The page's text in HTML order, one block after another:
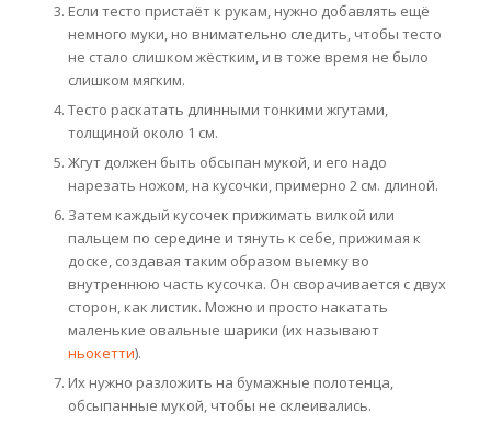
Если тесто пристаёт к рукам, нужно добавлять ещё
немного муки, но внимательно следить, чтобы тесто
не стало слишком жёстким, и в тоже время не было
слишком мягким.
Тесто раскатать длинными тонкими жгутами,
толщиной около 1 см.
Жгут должен быть обсыпан мукой, и его надо
нарезать ножом, на кусочки, примерно 2 см. длиной.
Затем каждый кусочек прижимать вилкой или
пальцем по середине и тянуть к себе, прижимая к
доске, создавая таким образом выемку во
внутреннюю часть кусочка. Он сворачивается с двух
сторон, как листик. Можно и просто накатать
маленькие овальные шарики (их называют
ньокетти).
Их нужно разложить на бумажные полотенца,
обсыпанные мукой, чтобы не склеивались.